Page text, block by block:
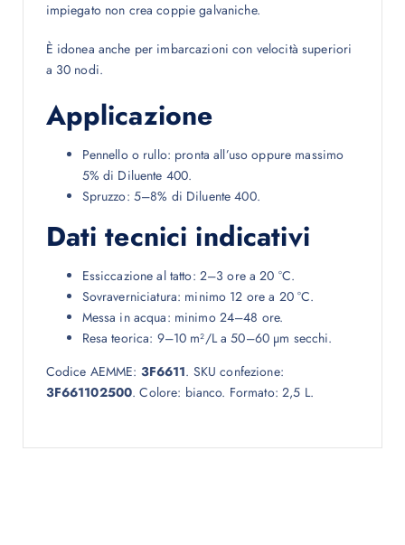
impiegato non crea coppie galvaniche.
È idonea anche per imbarcazioni con velocità superiori
a 30 nodi.
Applicazione
Pennello o rullo: pronta all’uso oppure massimo
5% di Diluente 400.
Spruzzo: 5–8% di Diluente 400.
Dati tecnici indicativi
Essiccazione al tatto: 2–3 ore a 20 °C.
Sovraverniciatura: minimo 12 ore a 20 °C.
Messa in acqua: minimo 24–48 ore.
Resa teorica: 9–10 m²/L a 50–60 µm secchi.
Codice AEMME: 3F6611. SKU confezione:
3F661102500. Colore: bianco. Formato: 2,5 L.